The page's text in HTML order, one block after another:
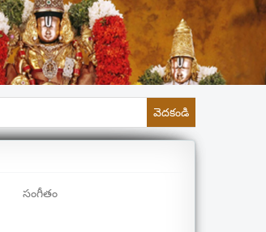
వెదకండి
సంగీతం